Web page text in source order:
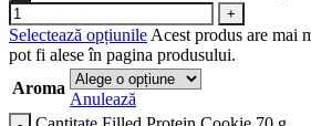
Selectează opțiunile Acest produs are mai
pot fi alese în pagina produsului.
Aroma
Anulează